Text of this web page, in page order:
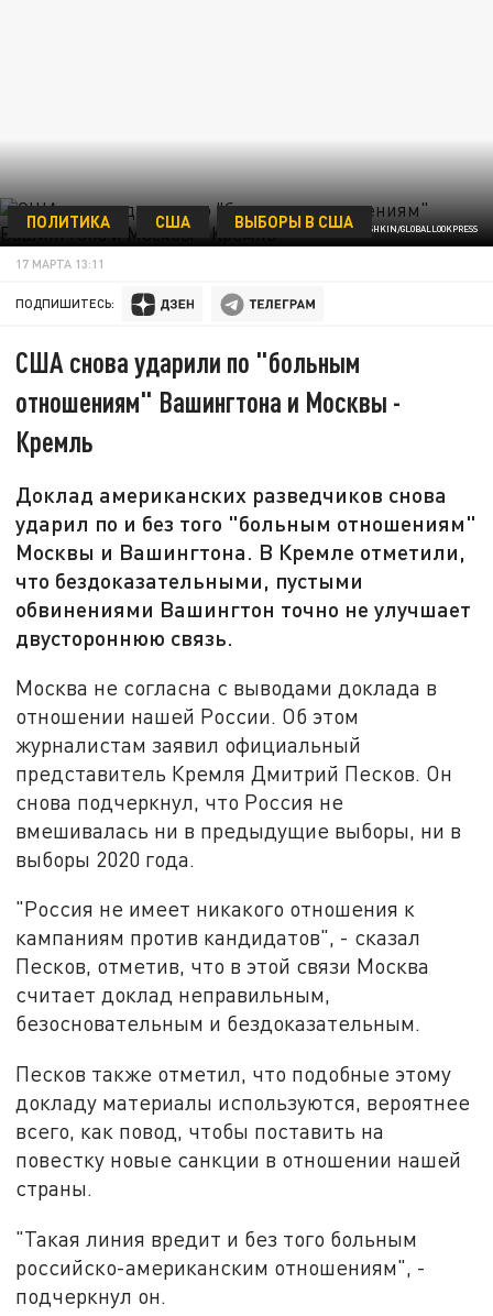
© KONSTANTIN KOKOSHKIN/GLOBALLOOKPRESS
ПОЛИТИКА США ВЫБОРЫ В США
17 МАРТА 13:11
ПОДПИШИТЕСЬ:
США снова ударили по "больным
отношениям" Вашингтона и Москвы -
Кремль
Доклад американских разведчиков снова
ударил по и без того "больным отношениям"
Москвы и Вашингтона. В Кремле отметили,
что бездоказательными, пустыми
обвинениями Вашингтон точно не улучшает
двустороннюю связь.
Москва не согласна с выводами доклада в
отношении нашей России. Об этом
журналистам заявил официальный
представитель Кремля Дмитрий Песков. Он
снова подчеркнул, что Россия не
вмешивалась ни в предыдущие выборы, ни в
выборы 2020 года.
"Россия не имеет никакого отношения к
кампаниям против кандидатов", - сказал
Песков, отметив, что в этой связи Москва
считает доклад неправильным,
безосновательным и бездоказательным.
Песков также отметил, что подобные этому
докладу материалы используются, вероятнее
всего, как повод, чтобы поставить на
повестку новые санкции в отношении нашей
страны.
"Такая линия вредит и без того больным
российско-американским отношениям", -
подчеркнул он.